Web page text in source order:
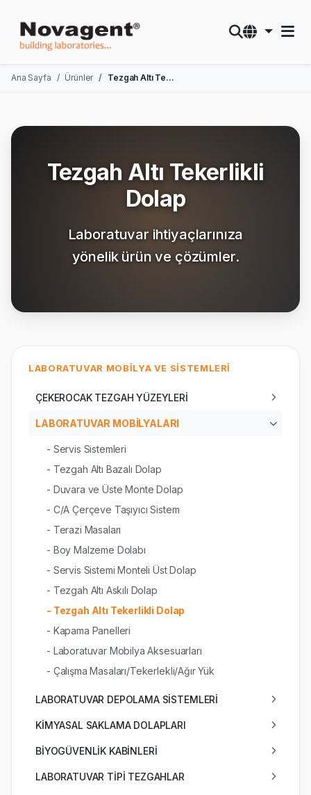
Ana Sayfa Ürünler Tezgah Altı Tekerlikli Dolap
Tezgah Altı Tekerlikli
Dolap
Laboratuvar ihtiyaçlarınıza
yönelik ürün ve çözümler.
LABORATUVAR MOBİLYA VE SİSTEMLERİ
ÇEKEROCAK TEZGAH YÜZEYLERİ
LABORATUVAR MOBİLYALARI
- Servis Sistemleri
- Tezgah Altı Bazalı Dolap
- Duvara ve Üste Monte Dolap
- C/A Çerçeve Taşıyıcı Sistem
- Terazi Masaları
- Boy Malzeme Dolabı
- Servis Sistemi Monteli Üst Dolap
- Tezgah Altı Askılı Dolap
- Tezgah Altı Tekerlikli Dolap
- Kapama Panelleri
- Laboratuvar Mobilya Aksesuarları
- Çalışma Masaları/Tekerlekli/Ağır Yük
LABORATUVAR DEPOLAMA SİSTEMLERİ
KİMYASAL SAKLAMA DOLAPLARI
BİYOGÜVENLİK KABİNLERİ
LABORATUVAR TİPİ TEZGAHLAR